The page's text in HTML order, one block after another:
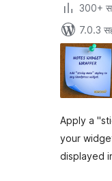
300+
7.0.3
Apply a
your
displayed